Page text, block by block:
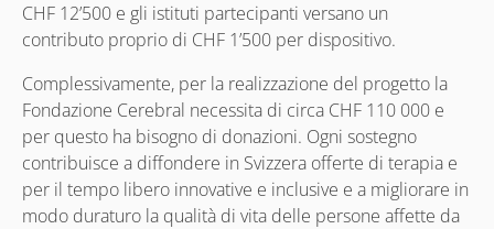
CHF 12’500 e gli istituti partecipanti versano un
contributo proprio di CHF 1’500 per dispositivo.
Complessivamente, per la realizzazione del progetto la
Fondazione Cerebral necessita di circa CHF 110 000 e
per questo ha bisogno di donazioni. Ogni sostegno
contribuisce a diffondere in Svizzera offerte di terapia e
per il tempo libero innovative e inclusive e a migliorare in
modo duraturo la qualità di vita delle persone affette da